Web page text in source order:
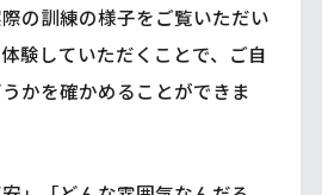
の訓練の様子をご覧いただい
験していただくことで、ご自
かを確かめることができま